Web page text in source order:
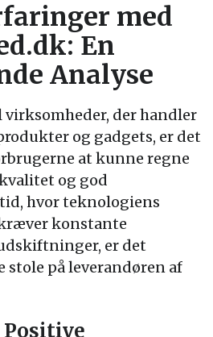
med
En
Analyse
der handler
og gadgets, er det
at kunne regne
og god
hvor teknologiens
konstante
er det
stole på leverandøren af